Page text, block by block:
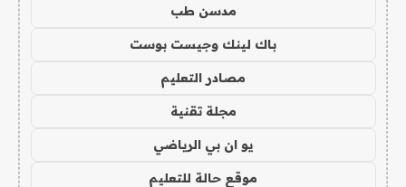
مدسن طب
باك لينك وجيست بوست
مصادر التعليم
مجلة تقنية
يو ان بي الرياضي
موقع حالة للتعليم